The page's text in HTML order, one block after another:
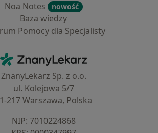
Noa Notes
nowość
Baza wiedzy
Pomocy dla Specjalisty
ZnanyLekarz - Strona główna
ZnanyLekarz Sp. z o.o.
ul. Kolejowa 5/7
217 Warszawa, Polska
NIP: ⁠7010224868